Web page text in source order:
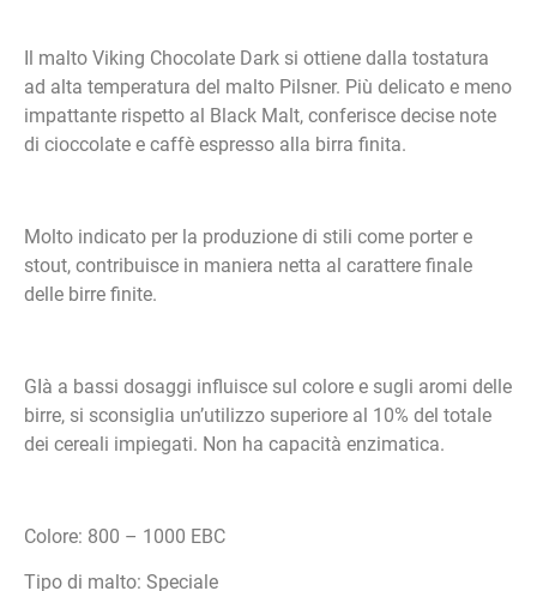
Il malto Viking Chocolate Dark si ottiene dalla tostatura
ad alta temperatura del malto Pilsner. Più delicato e meno
impattante rispetto al Black Malt, conferisce decise note
di cioccolate e caffè espresso alla birra finita.
Molto indicato per la produzione di stili come porter e
stout, contribuisce in maniera netta al carattere finale
delle birre finite.
GIà a bassi dosaggi influisce sul colore e sugli aromi delle
birre, si sconsiglia un’utilizzo superiore al 10% del totale
dei cereali impiegati. Non ha capacità enzimatica.
Colore: 800 – 1000 EBC
Tipo di malto: Speciale